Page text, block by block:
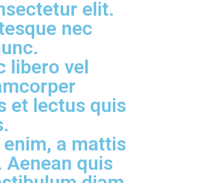
elit.
nec
libero vel
et lectus quis
a mattis
quis